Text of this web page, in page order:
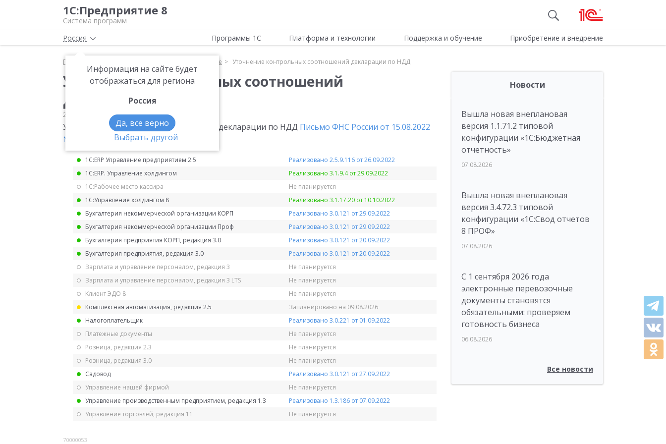
1С:Предприятие 8
Система программ
Россия
Информация на сайте будет
отображаться для региона
Россия
Да, все верно
Выбрать другой
Программы 1С Платформа и технологии Поддержка и обучение Приобретение и внедрение
Главная Прочее Уточнение контрольных соотношений декларации по НДД
Уточнение контрольных соотношений
декларации по НДД
23.08.2022 Прочее
Уточнение контрольных соотношений декларации по НДД Письмо ФНС России от 15.08.2022
№ СД-4-3/10661@.
1С:ERP Управление предприятием 2.5
Реализовано 2.5.9.116 от 26.09.2022
1С:ERP. Управление холдингом
Реализовано 3.1.9.4 от 29.09.2022
1С:Рабочее место кассира
Не планируется
1С:Управление холдингом 8
Реализовано 3.1.17.20 от 10.10.2022
Бухгалтерия некоммерческой организации КОРП
Реализовано 3.0.121 от 29.09.2022
Бухгалтерия некоммерческой организации Проф
Реализовано 3.0.121 от 29.09.2022
Бухгалтерия предприятия КОРП, редакция 3.0
Реализовано 3.0.121 от 20.09.2022
Бухгалтерия предприятия, редакция 3.0
Реализовано 3.0.121 от 20.09.2022
Зарплата и управление персоналом, редакция 3
Не планируется
Зарплата и управление персоналом, редакция 3 LTS
Не планируется
Клиент ЭДО 8
Не планируется
Комплексная автоматизация, редакция 2.5
Запланировано на 09.08.2026
Налогоплательщик
Реализовано 3.0.221 от 01.09.2022
Платежные документы
Не планируется
Розница, редакция 2.3
Не планируется
Розница, редакция 3.0
Не планируется
Садовод
Реализовано 3.0.121 от 27.09.2022
Управление нашей фирмой
Не планируется
Управление производственным предприятием, редакция 1.3
Реализовано 1.3.186 от 07.09.2022
Управление торговлей, редакция 11
Не планируется
70000053
Новости
Вышла новая внеплановая
версия 1.1.71.2 типовой
конфигурации «1C:Бюджетная
отчетность»
07.08.2026
Вышла новая внеплановая
версия 3.4.72.3 типовой
конфигурации «1C:Свод отчетов
8 ПРОФ»
07.08.2026
С 1 сентября 2026 года
электронные перевозочные
документы становятся
обязательными: проверяем
готовность бизнеса
06.08.2026
Все новости